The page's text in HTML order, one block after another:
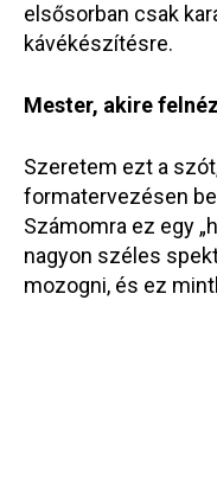
elsősorban csak
kávékészítésre.
Mester, akire
Szeretem ezt a
formatervezésen
Számomra ez egy
nagyon széles
mozogni, és ez